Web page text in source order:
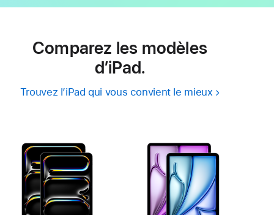
Comparez les modèles
d’iPad.
Trouvez l’iPad qui vous convient le mieux